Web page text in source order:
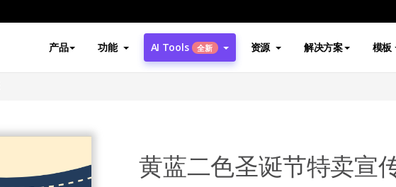
产品 功能 AI Tools 全新 资源 解决方案 模板
黄蓝二色圣诞节特卖宣